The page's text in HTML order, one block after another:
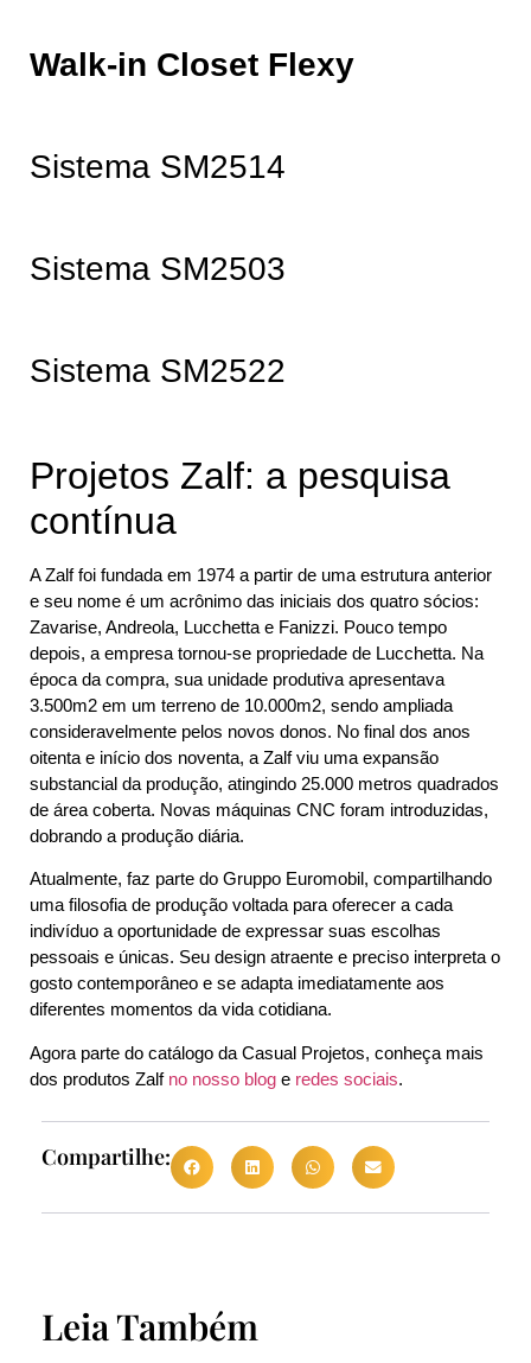
Walk-in Closet Flexy
Sistema SM2514
Sistema SM2503
Sistema SM2522
Projetos Zalf: a pesquisa
contínua
A Zalf foi fundada em 1974 a partir de uma estrutura anterior
e seu nome é um acrônimo das iniciais dos quatro sócios:
Zavarise, Andreola, Lucchetta e Fanizzi. Pouco tempo
depois, a empresa tornou-se propriedade de Lucchetta. Na
época da compra, sua unidade produtiva apresentava
3.500m2 em um terreno de 10.000m2, sendo ampliada
consideravelmente pelos novos donos. No final dos anos
oitenta e início dos noventa, a Zalf viu uma expansão
substancial da produção, atingindo 25.000 metros quadrados
de área coberta. Novas máquinas CNC foram introduzidas,
dobrando a produção diária.
Atualmente, faz parte do Gruppo Euromobil, compartilhando
uma filosofia de produção voltada para oferecer a cada
indivíduo a oportunidade de expressar suas escolhas
pessoais e únicas. Seu design atraente e preciso interpreta o
gosto contemporâneo e se adapta imediatamente aos
diferentes momentos da vida cotidiana.
Agora parte do catálogo da Casual Projetos, conheça mais
dos produtos Zalf no nosso blog e redes sociais.
Compartilhe:
Leia Também